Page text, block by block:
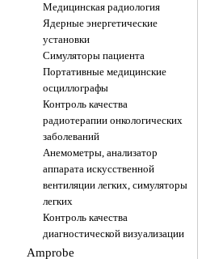
Медицинская радиология
Ядерные энергетические
установки
Симуляторы пациента
Портативные медицинские
осциллографы
Контроль качества
радиотерапии онкологических
заболеваний
Анемометры, анализатор
аппарата искусственной
вентиляции легких, симуляторы
легких
Контроль качества
диагностической визуализации
Amprobe